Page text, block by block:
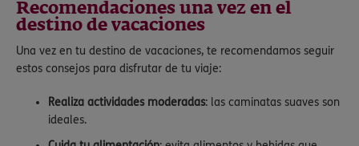
Recomendaciones una vez en el
destino de vacaciones
Una vez en tu destino de vacaciones, te recomendamos seguir
estos consejos para disfrutar de tu viaje:
Realiza actividades moderadas: las caminatas suaves son
ideales.